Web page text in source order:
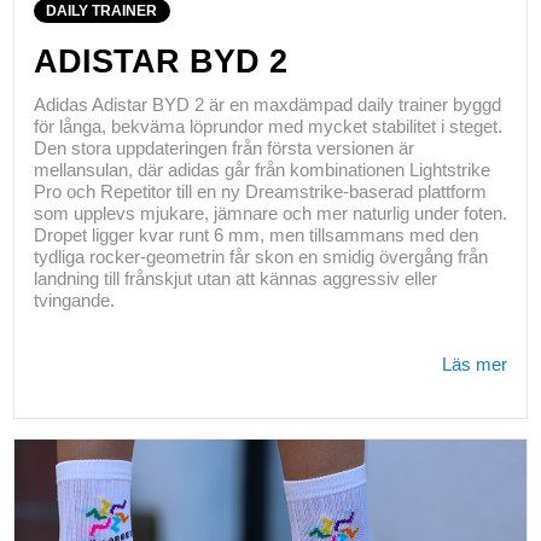
DAILY TRAINER
ADISTAR BYD 2
Adidas Adistar BYD 2 är en maxdämpad daily trainer byggd
för långa, bekväma löprundor med mycket stabilitet i steget.
Den stora uppdateringen från första versionen är
mellansulan, där adidas går från kombinationen Lightstrike
Pro och Repetitor till en ny Dreamstrike-baserad plattform
som upplevs mjukare, jämnare och mer naturlig under foten.
Dropet ligger kvar runt 6 mm, men tillsammans med den
tydliga rocker-geometrin får skon en smidig övergång från
landning till frånskjut utan att kännas aggressiv eller
tvingande.
Läs mer